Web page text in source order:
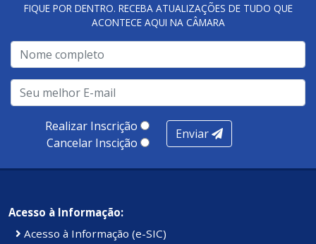
FIQUE POR DENTRO. RECEBA ATUALIZAÇÕES DE TUDO QUE
ACONTECE AQUI NA CÂMARA
Realizar Inscrição
Cancelar Inscição
Enviar
Acesso à Informação:
Acesso à Informação (e-SIC)